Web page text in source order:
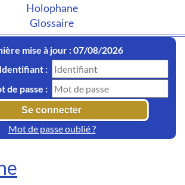
Holophane
Glossaire
mise à jour : 07/08/2026
Identifiant :
de passe :
Mot de passe oublié ?